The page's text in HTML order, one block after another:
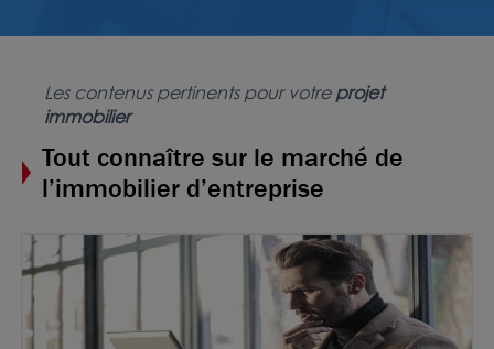
Les contenus pertinents pour votreprojet
immobilier
Tout connaître sur le marché de
l’immobilier d’entreprise